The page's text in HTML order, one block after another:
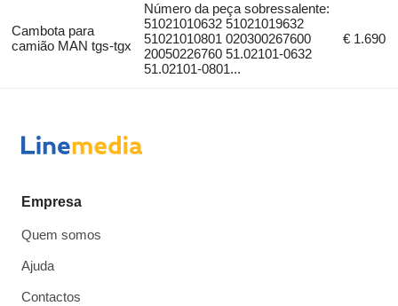
Cambota para
camião MAN tgs-tgx
Número da peça sobressalente:
51021010632 51021019632
51021010801 020300267600
20050226760 51.02101-0632
51.02101-0801...
€ 1.690
Empresa
Quem somos
Ajuda
Contactos